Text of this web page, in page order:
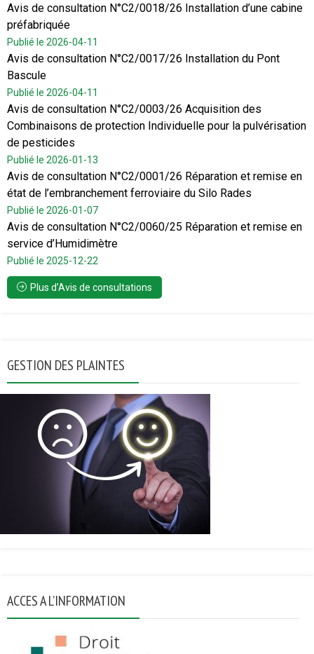
Avis de consultation N°C2/0018/26 Installation d’une cabine
préfabriquée
Publié le 2026-04-11
Avis de consultation N°C2/0017/26 Installation du Pont
Bascule
Publié le 2026-04-11
Avis de consultation N°C2/0003/26 Acquisition des
Combinaisons de protection Individuelle pour la pulvérisation
de pesticides
Publié le 2026-01-13
Avis de consultation N°C2/0001/26 Réparation et remise en
état de l’embranchement ferroviaire du Silo Rades
Publié le 2026-01-07
Avis de consultation N°C2/0060/25 Réparation et remise en
service d’Humidimètre
Publié le 2025-12-22
Plus d’Avis de consultations
GESTION DES PLAINTES
ACCES A L’INFORMATION